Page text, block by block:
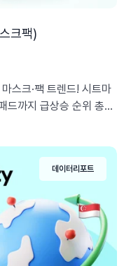
크팩)
스크·팩 트렌드! 시트마
드까지 급상승 순위 총정
데이터리포트